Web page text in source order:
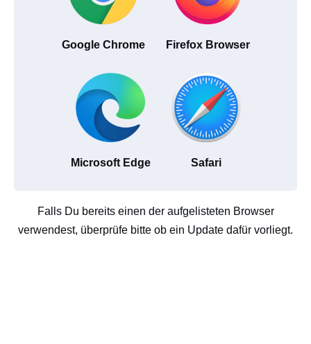
Google Chrome Firefox Browser
Microsoft Edge Safari
Falls Du bereits einen der aufgelisteten Browser
verwendest, überprüfe bitte ob ein Update dafür vorliegt.